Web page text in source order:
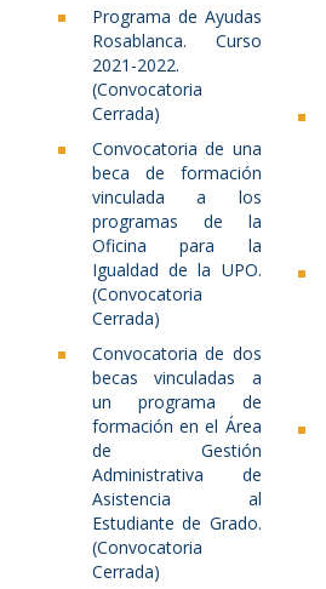
Programa de Ayudas
Rosablanca. Curso
2021-2022.
(Convocatoria
Cerrada)
Convocatoria de una
beca de formación
vinculada a los
programas de la
Oficina para la
Igualdad de la UPO.
(Convocatoria
Cerrada)
Convocatoria de dos
becas vinculadas a
un programa de
formación en el Área
de Gestión
Administrativa de
Asistencia al
Estudiante de Grado.
(Convocatoria
Cerrada)